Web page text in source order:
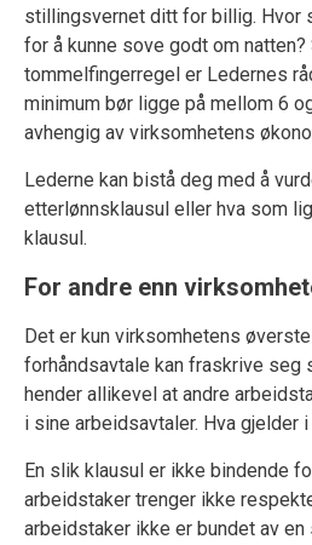
stillingsvernet ditt for billig. Hvor
for å kunne sove godt om natten?
tommelfingerregel er Ledernes
minimum bør ligge på mellom 6
avhengig av virksomhetens
Lederne kan bistå deg med å
etterlønnsklausul eller hva som
klausul.
For andre enn
Det er kun virksomhetens
forhåndsavtale kan fraskrive
hender allikevel at andre
i sine arbeidsavtaler. Hva gjelder
En slik klausul er ikke bindende
arbeidstaker trenger ikke
arbeidstaker ikke er bundet av en